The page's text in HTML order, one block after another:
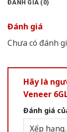
ĐÁNH GIÁ (0)
Đánh giá
Chưa có đánh
Hãy là
Veneer
Đánh giá